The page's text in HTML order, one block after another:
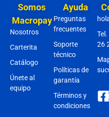
Somos
Macropay
Nosotros
Carterita
Catálogo
Únete al
equipo
Ayuda
Preguntas
frecuentes
Soporte
técnico
Políticas de
garantía
Términos y
condiciones
26